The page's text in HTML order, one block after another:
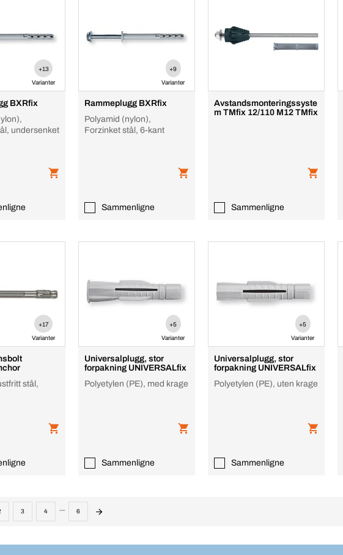
+13
Varianter
BXRfix
undersenket
+9
Varianter
Rammeplugg BXRfix
Polyamid (nylon),
Forzinket stål, 6-kant
Sammenligne
Avstandsmonteringssyste
m TMfix 12/110 M12 TMfix
Sammenligne
+17
Varianter
stål,
+5
Varianter
Universalplugg, stor
forpakning UNIVERSALfix
Polyetylen (PE), med krage
Sammenligne
+5
Varianter
Universalplugg, stor
forpakning UNIVERSALfix
Polyetylen (PE), uten krage
Sammenligne
3 4 ... 6